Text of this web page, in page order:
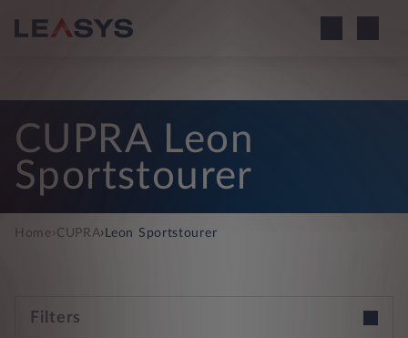
CUPRA Leon
Sportstourer
Home› CUPRA› Leon Sportstourer
Filters